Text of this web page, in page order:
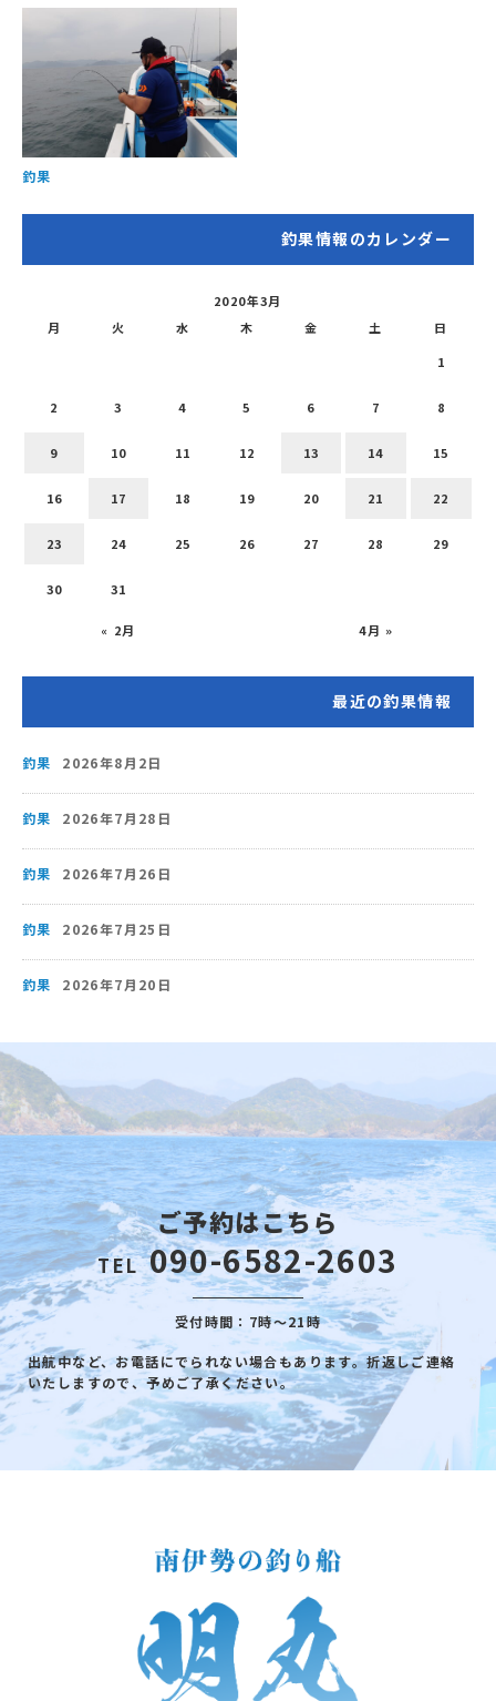
釣果
釣果情報のカレンダー
2020年3月
月
火 水 木 金 土 日
« 2月 4月 »
1
2 3 4 5 6 7 8
9 10 11 12 13 14 15
16 17 18 19 20 21 22
23 24 25 26 27 28 29
30 31
最近の釣果情報
釣果 2026年8月2日
釣果 2026年7月28日
釣果 2026年7月26日
釣果 2026年7月25日
釣果 2026年7月20日
ご予約はこちら
TEL 090-6582-2603
受付時間：7時～21時
出航中など、お電話にでられない場合もあります。折返しご連絡
いたしますので、予めご了承ください。